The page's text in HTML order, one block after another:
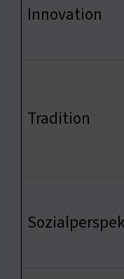
Innovation
Tradition